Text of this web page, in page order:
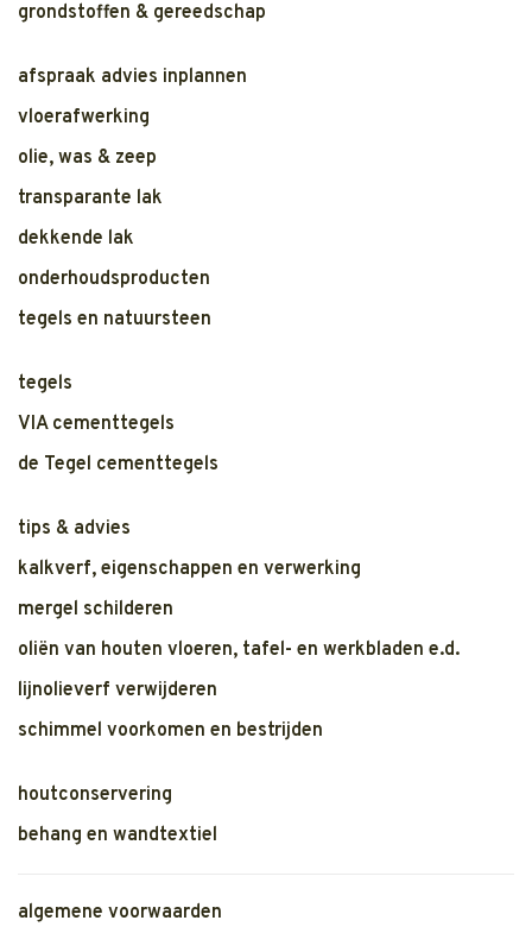
grondstoffen & gereedschap
afspraak advies inplannen
vloerafwerking
olie, was & zeep
transparante lak
dekkende lak
onderhoudsproducten
tegels en natuursteen
tegels
VIA cementtegels
de Tegel cementtegels
tips & advies
kalkverf, eigenschappen en verwerking
mergel schilderen
oliën van houten vloeren, tafel- en werkbladen e.d.
lijnolieverf verwijderen
schimmel voorkomen en bestrijden
houtconservering
behang en wandtextiel
algemene voorwaarden